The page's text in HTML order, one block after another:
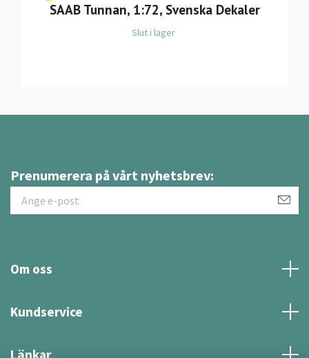
SAAB Tunnan, 1:72, Svenska Dekaler
Slut i lager
Prenumerera på vårt nyhetsbrev:
Om oss
Kundservice
Länkar